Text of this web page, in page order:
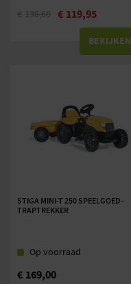
€ 136,60 € 119,95
BEKIJKEN
STIGA MINI-T 250 SPEELGOED-
TRAPTREKKER
Op voorraad
€ 169,00